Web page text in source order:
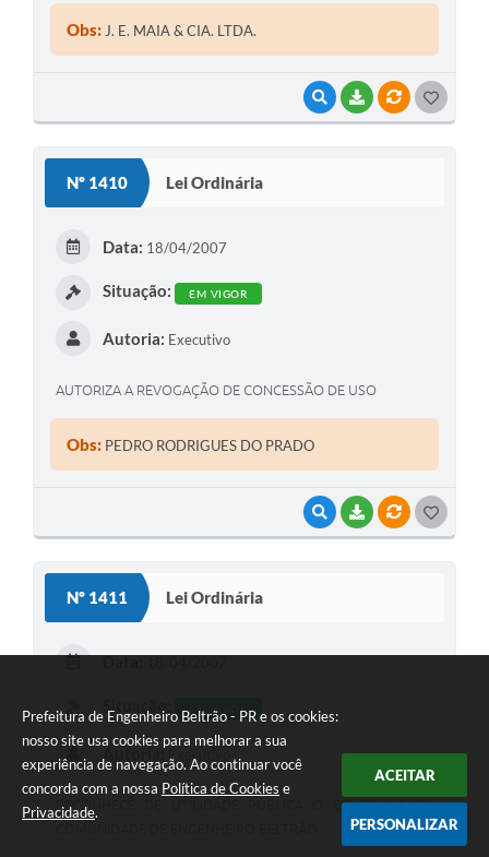
Prefeitura de Engenheiro Beltrão - PR e os cookies:
nosso site usa cookies para melhorar a sua
experiência de navegação. Ao continuar você
concorda com a nossa Política de Cookies e
Privacidade.
ACEITAR
PERSONALIZAR
VISUALIZAR
BAIXARVÍNCULOS
Obs: J. E. MAIA & CIA. LTDA.
Nº 1410 Lei Ordinária
VISUALIZAR
BAIXARVÍNCULOS
Data: 18/04/2007
Situação: EM VIGOR
Autoria: Executivo
AUTORIZA A REVOGAÇÃO DE CONCESSÃO DE USO
Obs: PEDRO RODRIGUES DO PRADO
Nº 1411 Lei Ordinária
Data:
EM VIGOR
Autoria:
RECONHECE DE UTILIDADE PÚBLICA O CONSELHO DA